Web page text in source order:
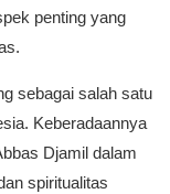
penting yang
sebagai salah satu
Keberadaannya
Djamil dalam
spiritualitas